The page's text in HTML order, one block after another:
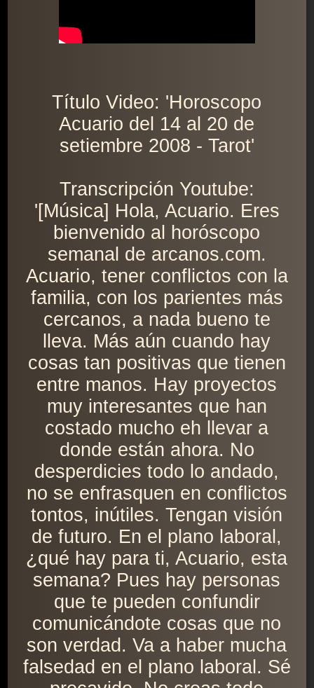
Título Video: 'Horoscopo
Acuario del 14 al 20 de
setiembre 2008 - Tarot'
Transcripción Youtube:
'[Música] Hola, Acuario. Eres
bienvenido al horóscopo
semanal de arcanos.com.
Acuario, tener conflictos con la
familia, con los parientes más
cercanos, a nada bueno te
lleva. Más aún cuando hay
cosas tan positivas que tienen
entre manos. Hay proyectos
muy interesantes que han
costado mucho eh llevar a
donde están ahora. No
desperdicies todo lo andado,
no se enfrasquen en conflictos
tontos, inútiles. Tengan visión
de futuro. En el plano laboral,
¿qué hay para ti, Acuario, esta
semana? Pues hay personas
que te pueden confundir
comunicándote cosas que no
son verdad. Va a haber mucha
falsedad en el plano laboral. Sé